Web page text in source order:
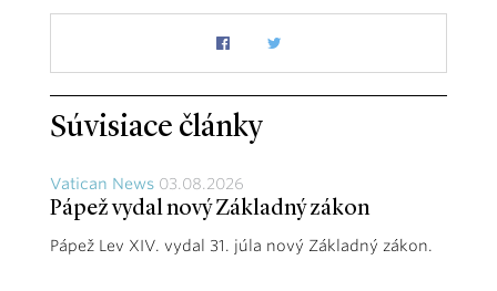
Súvisiace články
Vatican News 03.08.2026
Pápež vydal nový Základný zákon
Pápež Lev XIV. vydal 31. júla nový Základný zákon.